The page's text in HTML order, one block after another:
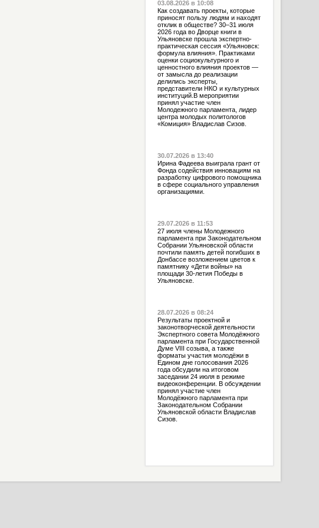
03.08.2026 в 10:08
Как создавать проекты, которые
приносят пользу людям и находят
отклик в обществе? 30–31 июля
2026 года во Дворце книги в
Ульяновске прошла экспертно-
практическая сессия «Ульяновск:
формула влияния». Практиками
оценки социокультурного и
ценностного влияния проектов —
от замысла до реализации
делились эксперты,
представители НКО и культурных
институций.В мероприятии
принял участие член
Молодежного парламента, лидер
центра молодых политологов
«Комиция» Владислав Сизов.
30.07.2026 в 13:40
Ирина Фадеева выиграла грант от
Фонда содействия инновациям на
разработку цифрового помощника
в сфере социального управления
организациями.
29.07.2026 в 11:53
27 июля члены Молодежного
парламента при Законодательном
Собрании Ульяновской области
почтили память детей погибших в
Донбассе возложением цветов к
памятнику «Дети войны» на
площади 30-летия Победы в
Ульяновске.
28.07.2026 в 08:24
Результаты проектной и
законотворческой деятельности
Экспертного совета Молодёжного
парламента при Государственной
Думе VIII созыва, а также
форматы участия молодёжи в
Едином дне голосования 2026
года обсудили на итоговом
заседании 24 июля в режиме
видеоконференции. В обсуждении
принял участие член
Молодёжного парламента при
Законодательном Собрании
Ульяновской области Владислав
Сизов.